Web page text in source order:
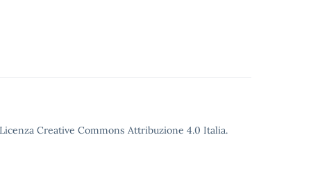
Creative Commons Attribuzione 4.0 Italia.